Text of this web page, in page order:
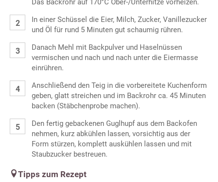
Das Backrohr auf 170°C Ober-/Unterhitze vorheizen.
In einer Schüssel die Eier, Milch, Zucker, Vanillezucker
und Öl für rund 5 Minuten gut schaumig rühren.
Danach Mehl mit Backpulver und Haselnüssen
vermischen und nach und nach unter die Eiermasse
einrühren.
Anschließend den Teig in die vorbereitete Kuchenform
geben, glatt streichen und im Backrohr ca. 45 Minuten
backen (Stäbchenprobe machen).
Den fertig gebackenen Guglhupf aus dem Backofen
nehmen, kurz abkühlen lassen, vorsichtig aus der
Form stürzen, komplett auskühlen lassen und mit
Staubzucker bestreuen.
Tipps zum Rezept